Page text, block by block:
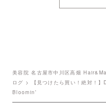
美容院 名古屋市中川区高畑
ログ >
【見つけたら買い！絶対！
Bloomin’